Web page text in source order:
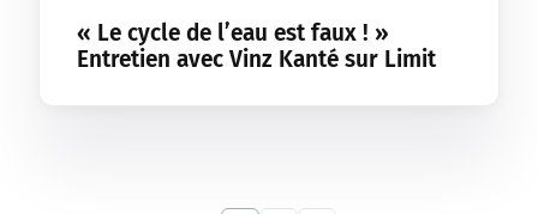
« Le cycle de l’eau est faux ! »
Entretien avec Vinz Kanté sur Limit